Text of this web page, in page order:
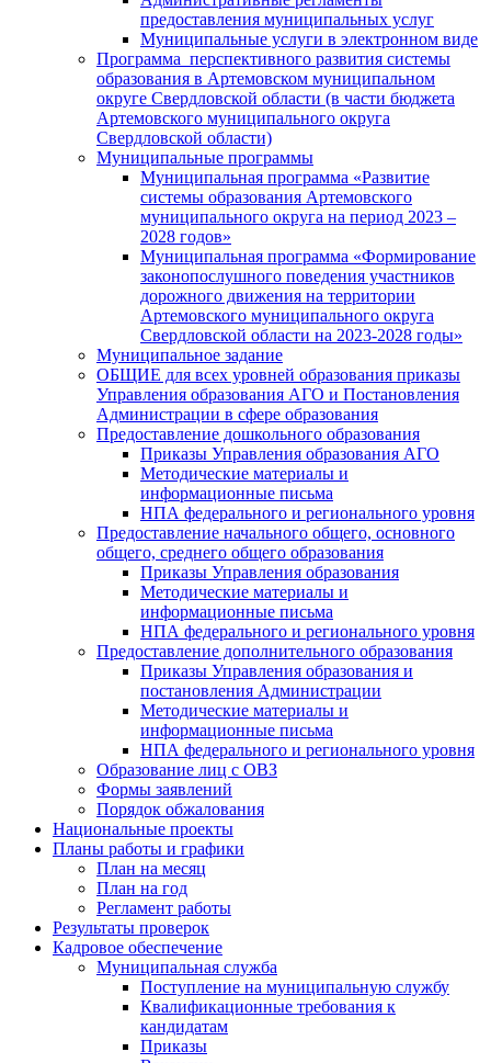
предоставления муниципальных услуг
Муниципальные услуги в электронном виде
Программа перспективного развития системы
образования в Артемовском муниципальном
округе Свердловской области (в части бюджета
Артемовского муниципального округа
Свердловской области)
Муниципальные программы
Муниципальная программа «Развитие
системы образования Артемовского
муниципального округа на период 2023 –
2028 годов»
Муниципальная программа «Формирование
законопослушного поведения участников
дорожного движения на территории
Артемовского муниципального округа
Свердловской области на 2023-2028 годы»
Муниципальное задание
ОБЩИЕ для всех уровней образования приказы
Управления образования АГО и Постановления
Администрации в сфере образования
Предоставление дошкольного образования
Приказы Управления образования АГО
Методические материалы и
информационные письма
НПА федерального и регионального уровня
Предоставление начального общего, основного
общего, среднего общего образования
Приказы Управления образования
Методические материалы и
информационные письма
НПА федерального и регионального уровня
Предоставление дополнительного образования
Приказы Управления образования и
постановления Администрации
Методические материалы и
информационные письма
НПА федерального и регионального уровня
Образование лиц с ОВЗ
Формы заявлений
Порядок обжалования
Национальные проекты
Планы работы и графики
План на месяц
План на год
Регламент работы
Результаты проверок
Кадровое обеспечение
Муниципальная служба
Поступление на муниципальную службу
Квалификационные требования к
кандидатам
Приказы